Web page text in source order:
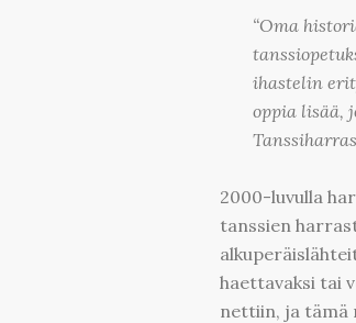
“Oma
ihastelin
oppia lisää,
2000-luvulla
tanssien
haettavaksi tai
nettiin, ja tämä